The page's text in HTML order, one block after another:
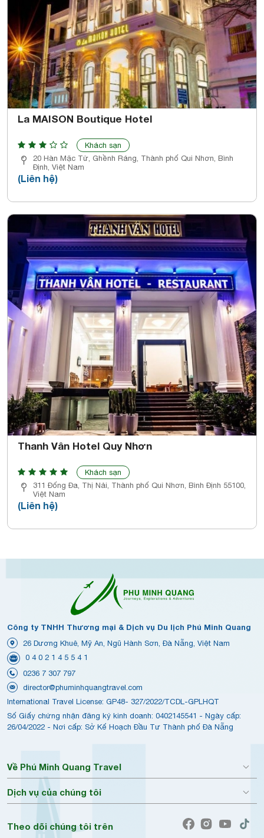
La MAISON Boutique Hotel
Khách sạn
20 Hàn Mặc Tử, Ghềnh Ráng, Thành phố Qui Nhơn, Bình
Định, Việt Nam
(Liên hệ)
Thanh Vân Hotel Quy Nhơn
Khách sạn
311 Đống Đa, Thị Nải, Thành phố Qui Nhơn, Bình Định 55100,
Việt Nam
(Liên hệ)
Công ty TNHH Thương mại & Dịch vụ Du lịch Phú Minh Quang
26 Dương Khuê, Mỹ An, Ngũ Hành Sơn, Đà Nẵng, Việt Nam
0 4 0 2 1 4 5 5 4 1
0236 7 307 797
director@phuminhquangtravel.com
International Travel License: GP48- 327/2022/TCDL-GPLHQT
Số Giấy chứng nhận đăng ký kinh doanh: 0402145541 - Ngày cấp:
26/04/2022 - Nơi cấp: Sở Kế Hoạch Đầu Tư Thành phố Đà Nẵng
Về Phú Minh Quang Travel
Dịch vụ của chúng tôi
Theo dõi chúng tôi trên